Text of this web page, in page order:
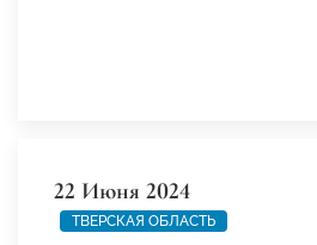
22 Июня 2024
ТВЕРСКАЯ ОБЛАСТЬ